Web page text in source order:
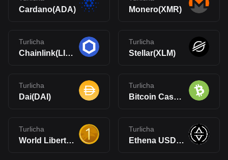
Cardano(ADA) Monero(XMR)
Turlicha
Chainlink(LINK)
Turlicha
Stellar(XLM)
Turlicha
Dai(DAI)
Turlicha
Bitcoin Cash(BCH)
Turlicha
World Liberty Financial USD(USD1)
Turlicha
Ethena USDe(USDe)